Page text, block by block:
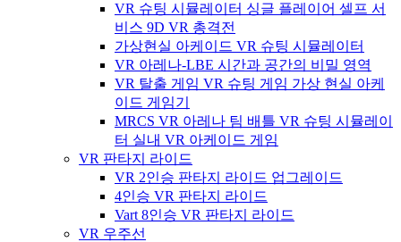
VR 슈팅 시뮬레이터 싱글 플레이어 셀프 서
비스 9D VR 총격전
가상현실 아케이드 VR 슈팅 시뮬레이터
VR 아레나-LBE 시간과 공간의 비밀 영역
VR 탈출 게임 VR 슈팅 게임 가상 현실 아케
이드 게임기
MRCS VR 아레나 팀 배틀 VR 슈팅 시뮬레이
터 실내 VR 아케이드 게임
VR 판타지 라이드
VR 2인승 판타지 라이드 업그레이드
4인승 VR 판타지 라이드
Vart 8인승 VR 판타지 라이드
VR 우주선